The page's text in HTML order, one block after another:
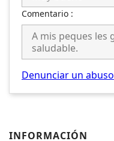
Comentario :
Denunciar un abuso
INFORMACIÓN